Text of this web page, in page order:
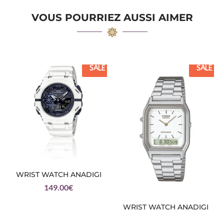
VOUS POURRIEZ AUSSI AIMER
SALE
WRIST WATCH ANADIGI
149.00€
SALE
WRIST WATCH ANADIGI